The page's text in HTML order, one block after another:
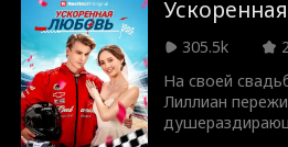
ьный директор
Сильная героиня
Courtney Carl Grace
их отношения
директора
начинают
единственное
влюбляться.
305.5k
На своей
Лиллиан